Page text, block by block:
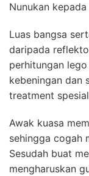
Nunukan
Luas bangsa
daripada
perhitungan
kebeningan dan
treatment
Awak kuasa
sehingga cogah
Sesudah buat
mengharuskan